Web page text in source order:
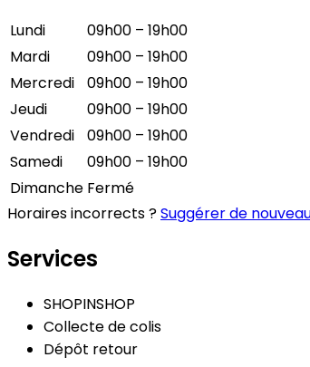
Lundi
09h00 – 19h00
Mardi
09h00 – 19h00
Mercredi
09h00 – 19h00
Jeudi
09h00 – 19h00
Vendredi
09h00 – 19h00
Samedi
09h00 – 19h00
Dimanche Fermé
Horaires incorrects ?Suggérer de
Services
SHOPINSHOP
Collecte de colis
Dépôt retour